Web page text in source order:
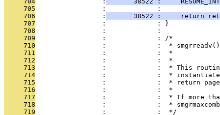
     705
                 :             :
     706
                 :
38522 :     return
     707
                 :             : }
     708
                 :             :
     709
                 :             : /*
     710
:             :  *
     711
:             :  *
     712
                 :             :  *
     713
:             :  * This
     714
:             :  *
     715
:             :  * return
     716
                 :             :  *
     717
:             :  * If more
     718
:             :  *
     719
                 :             :  */